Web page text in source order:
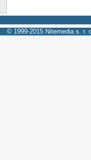
© 1999-2015 Nitemedia s. r.